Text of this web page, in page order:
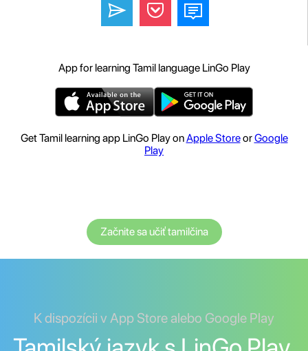
App for learning Tamil language LinGo Play
Get Tamil learning app LinGo Play onApple StoreorGoogle
Play
Začnite sa učiť tamilčina
K dispozícii v App Store alebo Google Play